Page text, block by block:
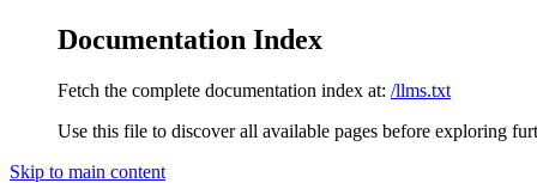
Documentation Index
Fetch the complete documentation index at: /llms.txt
Use this file to discover all available pages before exploring
Skip to main content